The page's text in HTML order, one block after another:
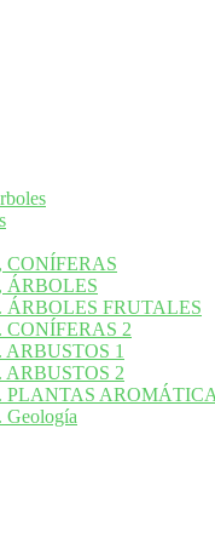
CONÍFERAS
ÁRBOLES
ÁRBOLES FRUTALES
CONÍFERAS 2
1
ARBUSTOS 2
PLANTAS